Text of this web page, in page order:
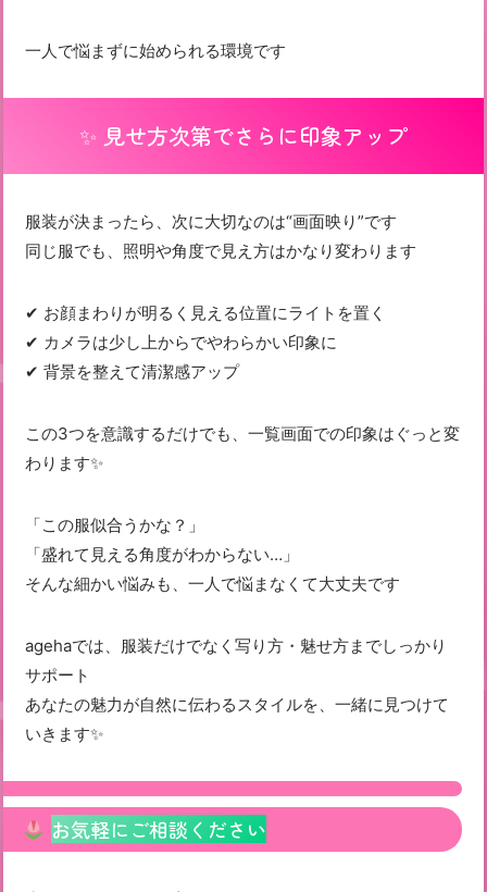
一人で悩まずに始められる環境です
✨ 見せ方次第でさらに印象アップ
服装が決まったら、次に大切なのは“画面映り”です
同じ服でも、照明や角度で見え方はかなり変わります
✔ お顔まわりが明るく見える位置にライトを置く
✔ カメラは少し上からでやわらかい印象に
✔ 背景を整えて清潔感アップ
この3つを意識するだけでも、一覧画面での印象はぐっと変
わります✨
「この服似合うかな？」
「盛れて見える角度がわからない…」
そんな細かい悩みも、一人で悩まなくて大丈夫です
agehaでは、服装だけでなく写り方・魅せ方までしっかり
サポート
あなたの魅力が自然に伝わるスタイルを、一緒に見つけて
いきます✨
お気軽にご相談ください